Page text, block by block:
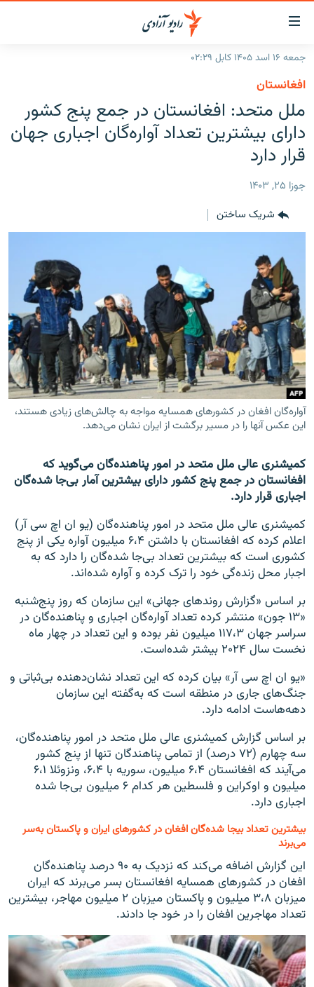
لینک‌های
قابل
دسترسی
به
متن
اصلی
بازگشت
منوی
اصلی
صفحه
گزارش‌ها
افغانستان
منطقه
خبرها
افغانستان
جدول نشرات
مجموعه تصویری
بحران مهاجرت
'کووید-۱۹'
تماس
صفحه پشتو
Azadi English
به ما بپیوندید
همۀ سایت‌های رادیو آزادی/ رادیو اروپای آزاد
جمعه ۱۶ اسد ۱۴۰۵ کابل ۰۲:۲۹
افغانستان
ملل متحد: افغانستان در جمع پنج کشور
دارای بیشترین تعداد آواره‌گان اجباری جهان
قرار دارد
جوزا ۲۵, ۱۴۰۳
شریک ساختن
آواره‌گان افغان در کشورهای همسایه مواجه به چالش‌های زیادی هستند،
این عکس آنها را در مسیر برگشت از ایران نشان می‌دهد.
کمیشنری عالی ملل متحد در امور پناهنده‌گان می‌گوید که
افغانستان در جمع پنج کشور دارای بیشترین آمار بی‌جا شده‌گان
اجباری قرار دارد.
کمیشنری عالی ملل متحد در امور پناهنده‌گان (یو ان اچ سی آر)
اعلام کرده که افغانستان با داشتن ۶،۴ میلیون آواره یکی از پنج
کشوری است که بیشترین تعداد بی‌جا شده‌گان را دارد که به
اجبار محل زنده‌گی خود را ترک کرده و آواره شده‌اند.
بر اساس «گزارش روندهای جهانی» این سازمان که روز پنج‌شنبه
«۱۳ جون» منتشر کرده تعداد آواره‌گان اجباری و پناهنده‌گان در
سراسر جهان ۱۱۷،۳ میلیون نفر بوده و این تعداد در چهار ماه
نخست سال ۲۰۲۴ بیشتر شده‌است.
«یو ان اچ سی آر» بیان کرده که این تعداد نشان‌دهنده بی‌ثباتی و
جنگ‌های جاری در منطقه است که به‌گفته این سازمان
دهه‌هاست ادامه دارد.
بر اساس گزارش کمیشنری عالی ملل متحد در امور پناهنده‌گان،
سه چهارم (۷۲ درصد) از تمامی پناهندگان تنها از پنج کشور
می‌آیند که افغانستان ۶،۴ میلیون، سوریه با ۶،۴، ونزوئلا ۶،۱
میلیون و اوکراین و فلسطین هر کدام ۶ میلیون بی‌جا شده
اجباری دارد.
بیشترین تعداد بیجا شده‌گان افغان در کشورهای ایران و پاکستان به‌سر
می‌برند
این گزارش اضافه می‌کند که نزدیک به ۹۰ درصد پناهنده‌گان
افغان در کشورهای همسایه افغانستان بسر می‌برند که ایران
میزبان ۳،۸ میلیون و پاکستان میزبان ۲ میلیون مهاجر، بیشترین
تعداد مهاجرین افغان را در خود جا دادند.